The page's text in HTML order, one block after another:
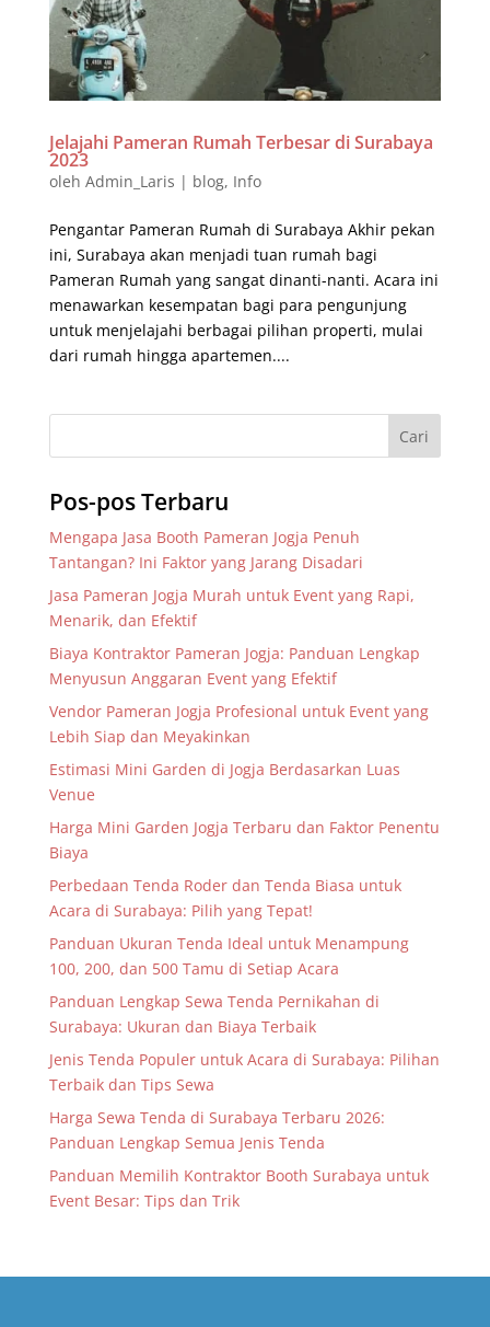
Jelajahi Pameran Rumah Terbesar di Surabaya
2023
oleh Admin_Laris | blog, Info
Pengantar Pameran Rumah di Surabaya Akhir pekan
ini, Surabaya akan menjadi tuan rumah bagi
Pameran Rumah yang sangat dinanti-nanti. Acara ini
menawarkan kesempatan bagi para pengunjung
untuk menjelajahi berbagai pilihan properti, mulai
dari rumah hingga apartemen....
Pos-pos Terbaru
Mengapa Jasa Booth Pameran Jogja Penuh
Tantangan? Ini Faktor yang Jarang Disadari
Jasa Pameran Jogja Murah untuk Event yang Rapi,
Menarik, dan Efektif
Biaya Kontraktor Pameran Jogja: Panduan Lengkap
Menyusun Anggaran Event yang Efektif
Vendor Pameran Jogja Profesional untuk Event yang
Lebih Siap dan Meyakinkan
Estimasi Mini Garden di Jogja Berdasarkan Luas
Venue
Harga Mini Garden Jogja Terbaru dan Faktor Penentu
Biaya
Perbedaan Tenda Roder dan Tenda Biasa untuk
Acara di Surabaya: Pilih yang Tepat!
Panduan Ukuran Tenda Ideal untuk Menampung
100, 200, dan 500 Tamu di Setiap Acara
Panduan Lengkap Sewa Tenda Pernikahan di
Surabaya: Ukuran dan Biaya Terbaik
Jenis Tenda Populer untuk Acara di Surabaya: Pilihan
Terbaik dan Tips Sewa
Harga Sewa Tenda di Surabaya Terbaru 2026:
Panduan Lengkap Semua Jenis Tenda
Panduan Memilih Kontraktor Booth Surabaya untuk
Event Besar: Tips dan Trik